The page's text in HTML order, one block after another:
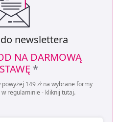
newslettera
NA DARMOWĄ
*
149 zł na wybrane formy
w regulaminie - kliknij tutaj.